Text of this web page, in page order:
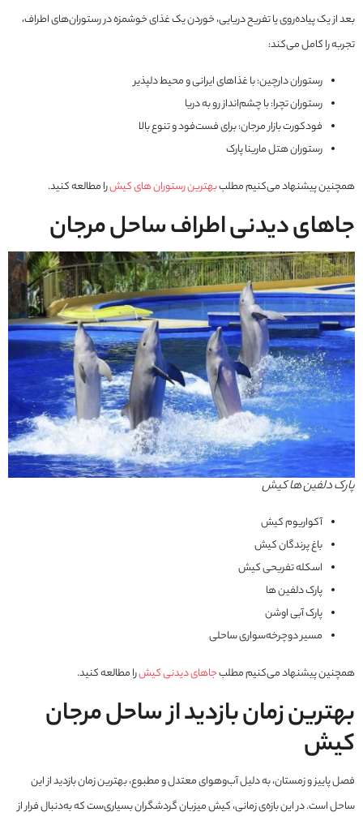
بعد از یک پیاده‌روی یا تفریح دریایی، خوردن یک غذای خوشمزه در رستوران‌های اطراف،
تجربه را کامل می‌کند:
رستوران دارچین: با غذاهای ایرانی و محیط دلپذیر
رستوران تچرا: با چشم‌انداز رو به دریا
فودکورت بازار مرجان: برای فست‌فود و تنوع بالا
رستوران هتل مارینا پارک
همچنین پیشنهاد می‌کنیم مطلببهترین رستوران های کیشرا مطالعه کنید.
جاهای دیدنی اطراف ساحل مرجان
پارک دلفین ها کیش
آکواریوم کیش
باغ پرندگان کیش
اسکله تفریحی کیش
پارک دلفین ها
پارک آبی اوشن
مسیر دوچرخه‌سواری ساحلی
همچنین پیشنهاد می‌کنیم مطلبجاهای دیدنی کیشرا مطالعه کنید.
بهترین زمان بازدید از ساحل مرجان
کیش
فصل پاییز و زمستان، به دلیل آب‌وهوای معتدل و مطبوع، بهترین زمان بازدید از این
ساحل است. در این بازه‌ی زمانی، کیش میزبان گردشگران بسیاری‌ست که به‌دنبال فرار از